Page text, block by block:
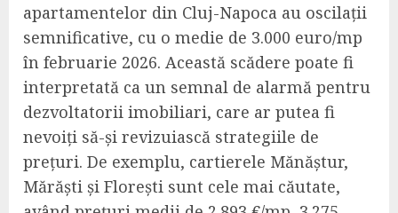
apartamentelor din Cluj-Napoca au oscilații
semnificative, cu o medie de 3.000 euro/mp
în februarie 2026. Această scădere poate fi
interpretată ca un semnal de alarmă pentru
dezvoltatorii imobiliari, care ar putea fi
nevoiți să-și revizuiască strategiile de
prețuri. De exemplu, cartierele Mănăștur,
Mărăști și Florești sunt cele mai căutate,